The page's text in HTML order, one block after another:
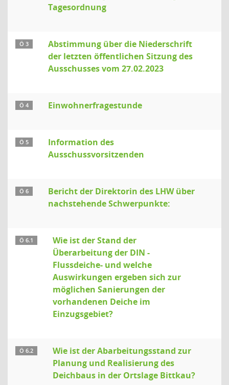
Tagesordnung
Ö 3
Abstimmung über die Niederschrift
der letzten öffentlichen Sitzung des
Ausschusses vom 27.02.2023
Ö 4 Einwohnerfragestunde
Ö 5
Information des
Ausschussvorsitzenden
Ö 6
Bericht der Direktorin des LHW über
nachstehende Schwerpunkte:
Ö 6.1
Wie ist der Stand der
Überarbeitung der DIN -
Flussdeiche- und welche
Auswirkungen ergeben sich zur
möglichen Sanierungen der
vorhandenen Deiche im
Einzugsgebiet?
Ö 6.2
Wie ist der Abarbeitungsstand zur
Planung und Realisierung des
Deichbaus in der Ortslage Bittkau?